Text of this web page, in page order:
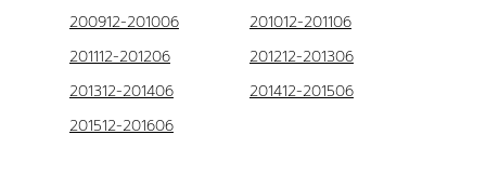
200912-201006
201012-201106
201112-201206
201212-201306
201312-201406
201412-201506
201512-201606